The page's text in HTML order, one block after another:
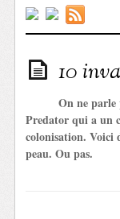
10
On ne parle
Predator qui a un
colonisation. Voici
peau. Ou pas.